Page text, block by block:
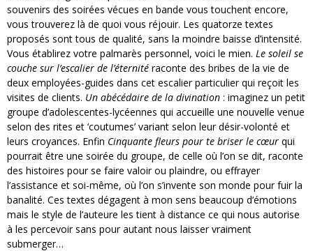
souvenirs des soirées vécues en bande vous touchent encore,
vous trouverez là de quoi vous réjouir. Les quatorze textes
proposés sont tous de qualité, sans la moindre baisse d’intensité.
Vous établirez votre palmarès personnel, voici le mien. Le soleil se
couche sur l’escalier de l’éternité raconte des bribes de la vie de
deux employées-guides dans cet escalier particulier qui reçoit les
visites de clients. Un abécédaire de la divination : imaginez un petit
groupe d’adolescentes-lycéennes qui accueille une nouvelle venue
selon des rites et ‘coutumes’ variant selon leur désir-volonté et
leurs croyances. Enfin Cinquante fleurs pour te briser le cœur qui
pourrait être une soirée du groupe, de celle où l’on se dit, raconte
des histoires pour se faire valoir ou plaindre, ou effrayer
l’assistance et soi-même, où l’on s’invente son monde pour fuir la
banalité. Ces textes dégagent à mon sens beaucoup d’émotions
mais le style de l’auteure les tient à distance ce qui nous autorise
à les percevoir sans pour autant nous laisser vraiment
submerger…